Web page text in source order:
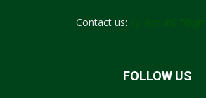
Contact us:
FOLLOW US